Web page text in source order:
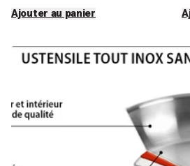
Ajouter au panier